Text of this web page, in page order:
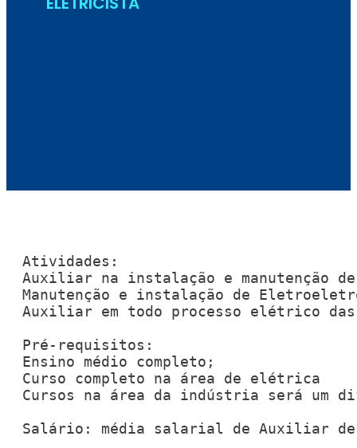
Atividades:
Auxiliar na instalação e manutenção
Manutenção e instalação de
Auxiliar em todo processo elétrico das
Pré-requisitos:
Ensino médio completo;
Curso completo na área de elétrica
Cursos na área da indústria será
Salário: média salarial de Auxiliar